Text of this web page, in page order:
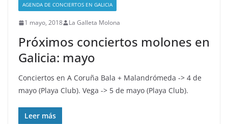
AGENDA DE CONCIERTOS EN GALICIA
1 mayo, 2018 La Galleta Molona
Próximos conciertos molones en
Galicia: mayo
Conciertos en A Coruña Bala + Malandrómeda -> 4 de
mayo (Playa Club). Vega -> 5 de mayo (Playa Club).
Leer más